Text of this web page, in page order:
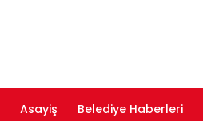
Asayiş Belediye Haberleri